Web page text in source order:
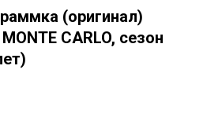
(оригинал)
CARLO, сезон